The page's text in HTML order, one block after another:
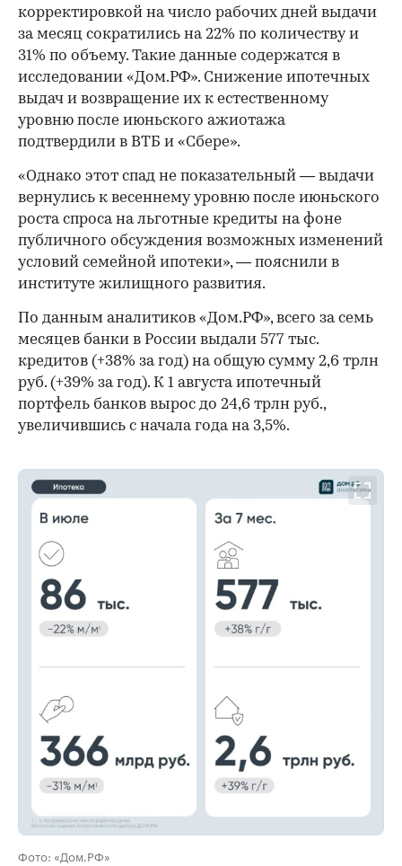
корректировкой на число рабочих дней выдачи
за месяц сократились на 22% по количеству и
31% по объему. Такие данные содержатся в
исследовании «Дом.РФ». Снижение ипотечных
выдач и возвращение их к естественному
уровню после июньского ажиотажа
подтвердили в ВТБ и «Сбере».
«Однако этот спад не показательный — выдачи
вернулись к весеннему уровню после июньского
роста спроса на льготные кредиты на фоне
публичного обсуждения возможных изменений
условий семейной ипотеки», — пояснили в
институте жилищного развития.
По данным аналитиков «Дом.РФ», всего за семь
месяцев банки в России выдали 577 тыс.
кредитов (+38% за год) на общую сумму 2,6 трлн
руб. (+39% за год). К 1 августа ипотечный
портфель банков вырос до 24,6 трлн руб.,
увеличившись с начала года на 3,5%.
Фото: «Дом.РФ»